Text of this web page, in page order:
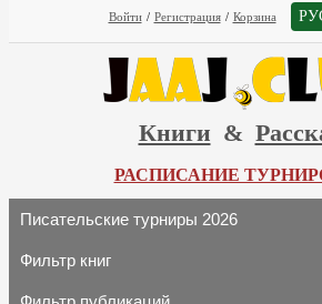
Войти / Регистрация / Корзина
Книги &
РАСПИСАНИЕ
Писательские турниры 2026
Фильтр книг